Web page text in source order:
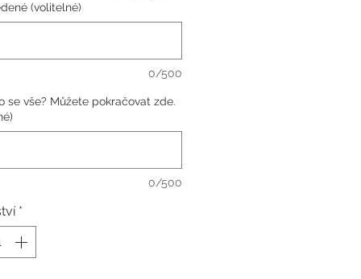
(volitelné)
0/500
se vše? Můžete pokračovat zde.
0/500
*